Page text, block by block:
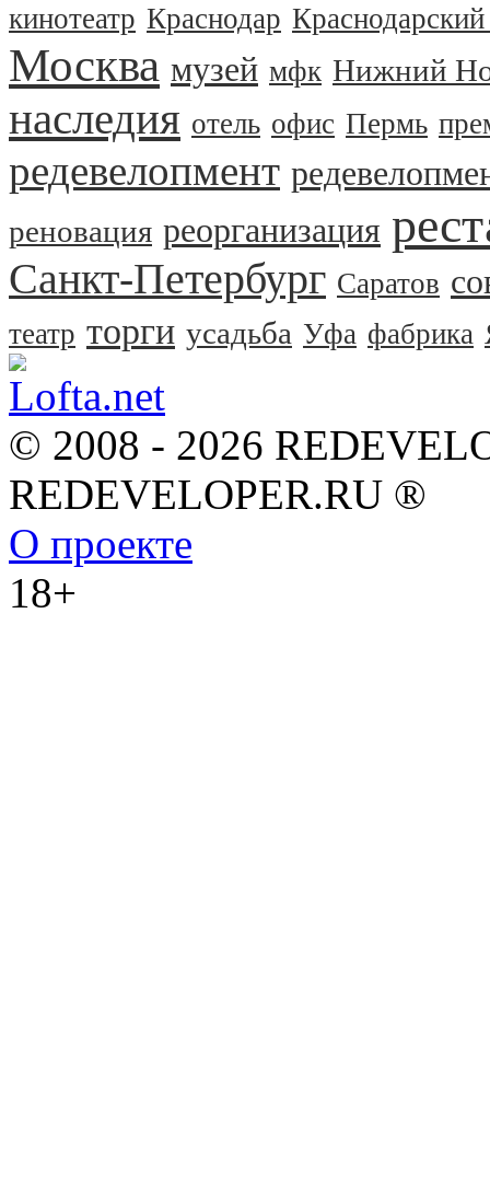
кинотеатр Краснодар
Москва музей мфк Нижний
наследия отель офис Пермь
редевелопмент
реновация реорганизация
Санкт-Петербург Саратов
театр торги усадьба Уфа фабрика
© 2008 - 2026
REDEVELOPER.RU ®
О проекте
18+